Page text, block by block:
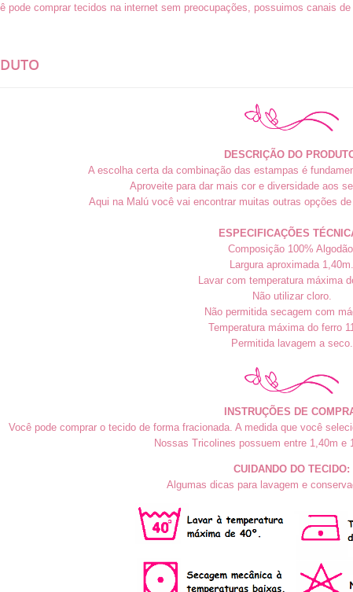
pode comprar tecidos na internet sem preocupações, possuimos canais
DESCRIÇÃO DO
A escolha certa da combinação das estampas é
Aproveite para dar mais cor e diversidade aos
Aqui na Malú você vai encontrar muitas outras opções
ESPECIFICAÇÕES
Composição 100% Algodão.
Largura aproximada 1,40m.
Lavar com temperatura máxima
Não utilizar cloro.
Não permitida secagem com
Temperatura máxima do ferro
Permitida lavagem a seco.
INSTRUÇÕES DE
Você pode comprar o tecido de forma fracionada. A medida que você
Nossas Tricolines possuem entre 1,40m e
CUIDANDO DO TECIDO:
Algumas dicas para lavagem e